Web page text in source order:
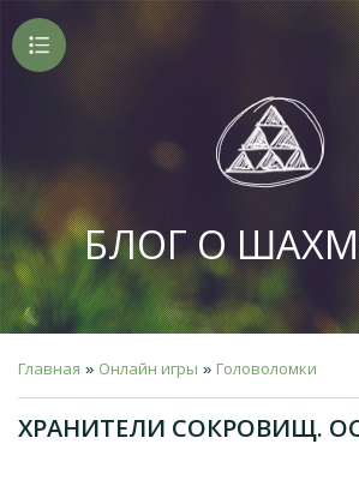
БЛОГ О
Главная » Онлайн игры » Головоломки
ХРАНИТЕЛИ СОКРОВИЩ.